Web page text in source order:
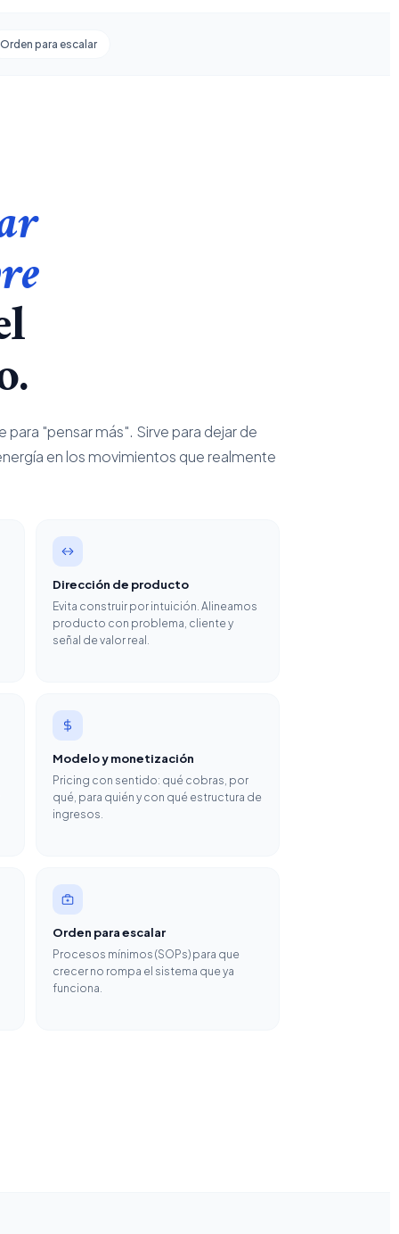
Orden para escalar
"pensar más". Sirve para dejar de
en los movimientos que realmente
Dirección de producto
Evita construir por intuición. Alineamos
producto con problema, cliente y
señal de valor real.
Modelo y monetización
Pricing con sentido: qué cobras, por
qué, para quién y con qué estructura de
ingresos.
Orden para escalar
Procesos mínimos (SOPs) para que
crecer no rompa el sistema que ya
funciona.